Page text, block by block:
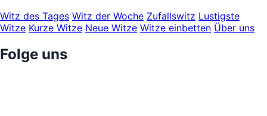
Witz des Tages Witz der Woche Zufallswitz Lustigste
Witze Kurze Witze Neue Witze Witze einbetten Über uns
Folge uns